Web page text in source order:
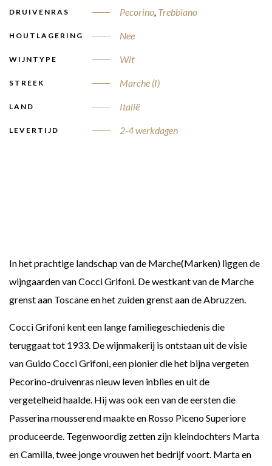
DRUIVENRAS Pecorino, Trebbiano
HOUTLAGERING Nee
WIJNTYPE Wit
STREEK Marche (I)
LAND Italië
LEVERTIJD 2-4 werkdagen
In het prachtige landschap van de Marche(Marken) liggen de
wijngaarden van Cocci Grifoni. De westkant van de Marche
grenst aan Toscane en het zuiden grenst aan de Abruzzen.
Cocci Grifoni kent een lange familiegeschiedenis die
teruggaat tot 1933. De wijnmakerij is ontstaan uit de visie
van Guido Cocci Grifoni, een pionier die het bijna vergeten
Pecorino-druivenras nieuw leven inblies en uit de
vergetelheid haalde. Hij was ook een van de eersten die
Passerina mousserend maakte en Rosso Piceno Superiore
produceerde. Tegenwoordig zetten zijn kleindochters Marta
en Camilla, twee jonge vrouwen het bedrijf voort. Marta en